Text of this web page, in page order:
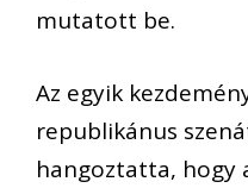
mutatott be.
Az egyik
republikánus
hangoztatta, hogy